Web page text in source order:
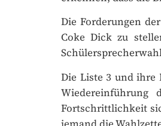
Die Forderungen
Coke Dick zu
Die Liste 3 und ihre
Wiedereinführung
Fortschrittlichkeit
jemand die